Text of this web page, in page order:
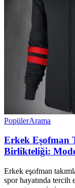
PopülerArama
Erkek Eşofman
Birlikteliği:
Erkek eşofman
spor hayatında